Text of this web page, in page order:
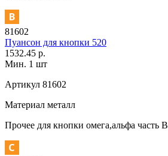
81602
Пуансон для кнопки 520
1532.45 р.
Мин. 1 шт
Артикул 81602
Материал металл
Прочее для кнопки омега,альфа часть В